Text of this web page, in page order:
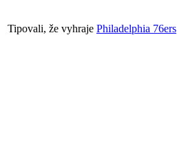
Tipovali, že vyhraje Philadelphia 76ers